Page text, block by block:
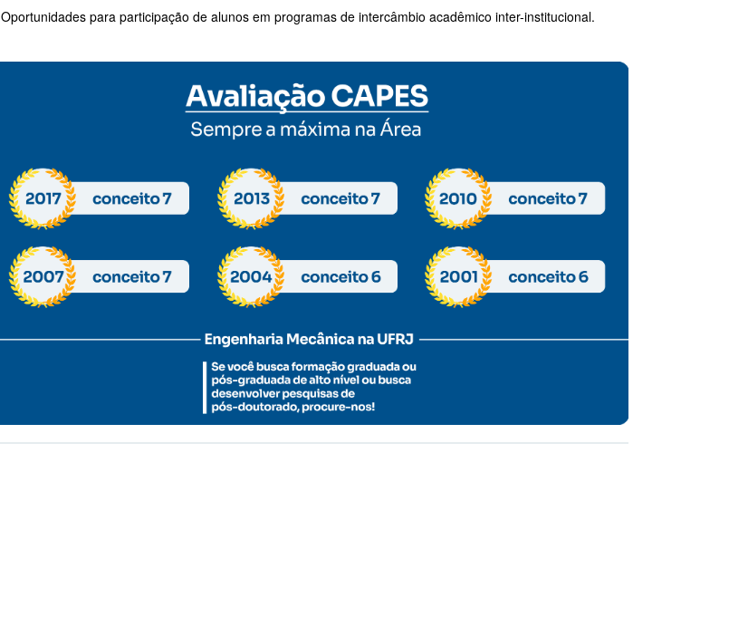
Oportunidades para participação de alunos em programas de intercâmbio acadêmico inter-institucional.